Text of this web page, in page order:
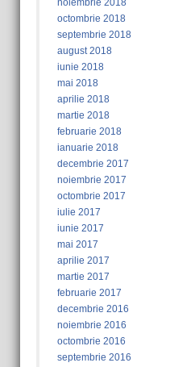
noiembrie 2018
octombrie 2018
septembrie 2018
august 2018
iunie 2018
mai 2018
aprilie 2018
martie 2018
februarie 2018
ianuarie 2018
decembrie 2017
noiembrie 2017
octombrie 2017
iulie 2017
iunie 2017
mai 2017
aprilie 2017
martie 2017
februarie 2017
decembrie 2016
noiembrie 2016
octombrie 2016
septembrie 2016